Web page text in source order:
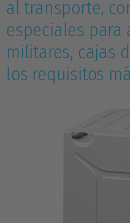
al transporte,
especiales para
militares, cajas
los requisitos